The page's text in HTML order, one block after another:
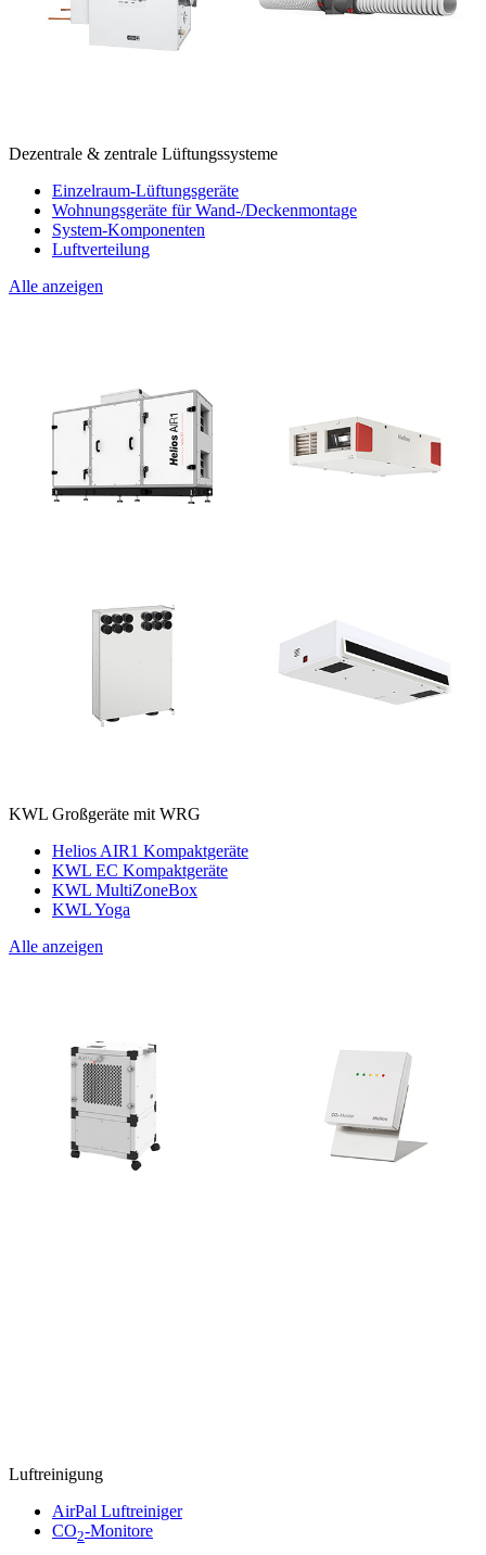
Dezentrale & zentrale Lüftungssysteme
Einzelraum-Lüftungsgeräte
Wohnungsgeräte für Wand-/Deckenmontage
System-Komponenten
Luftverteilung
Alle anzeigen
KWL Großgeräte mit WRG
Helios AIR1 Kompaktgeräte
KWL EC Kompaktgeräte
KWL MultiZoneBox
KWL Yoga
Alle anzeigen
Luftreinigung
AirPal Luftreiniger
CO2-Monitore